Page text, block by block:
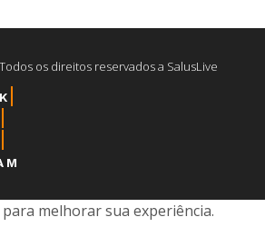
os direitos reservados a SalusLive
melhorar sua experiência.